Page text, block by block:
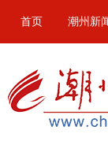
首页 潮州新